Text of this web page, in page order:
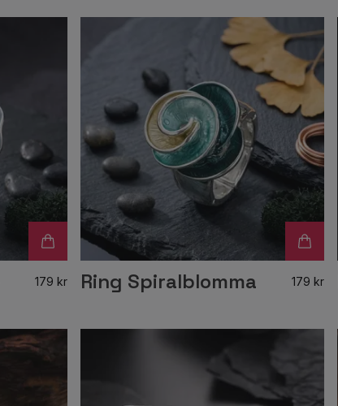
179 kr Ring Spiralblomma 179 kr